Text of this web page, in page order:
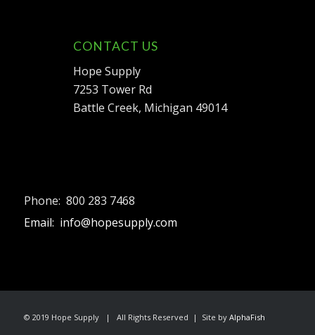
CONTACT US
Hope Supply
7253 Tower Rd
Battle Creek, Michigan 49014
Phone: 800 283 7468
Email: info@hopesupply.com
© 2019 Hope Supply | All Rights Reserved | Site by AlphaFish